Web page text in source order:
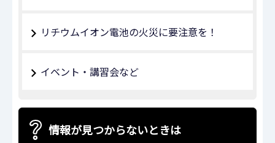
リチウムイオン電池の火災に要注意を！
イベント・講習会など
情報が見つからないときは